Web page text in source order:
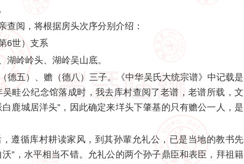
查阅，将根据房头次序分别介绍：
6世）支系
湖岭岭头、湖岭吴山底。
德五）、赡（德八）三子。《中华吴氏大统宗谱》中记载是
畦公纪念馆落成时，我去库村查阅了老谱，老谱所载，文
鹿城居洋头”，因此确定来垟头下肇基的只有赡公一人，是
遵循库村耕读家风，到其孙輩允礼公，已是当地的教书先
”，水平相当不错。允礼公的两个孙子鼎臣和表臣，拜祖籍